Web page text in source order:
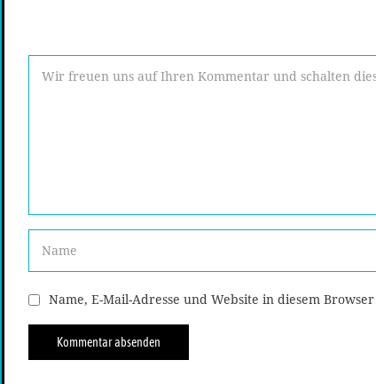
Name, E-Mail-Adresse und Website in diesem